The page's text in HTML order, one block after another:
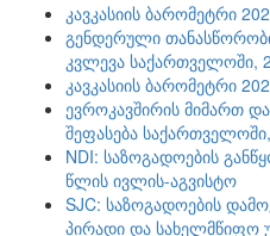
კავკასიის ბარომეტრი
გენდერული
კვლევა საქართველოში,
კავკასიის ბარომეტრი
ევროკავშირის მიმართ
შეფასება
NDI: საზოგადოების
წლის ივლის-აგვისტო
SJC: საზოგადოების
პირადი და სახელმწიფო